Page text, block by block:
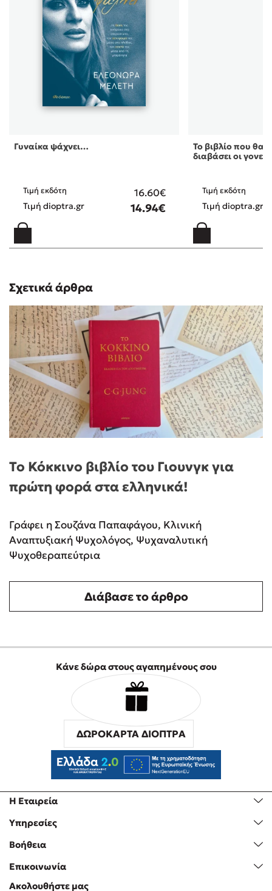
Γυναίκα ψάχνει…
Τιμή εκδότη 16.60€
Τιμή dioptra.gr 14.94€
Το βιβλίο που θα
διαβάσει οι γονεί
Τιμή εκδότη
Τιμή dioptra.gr
Σχετικά άρθρα
Το Κόκκινο βιβλίο του Γιουνγκ για
πρώτη φορά στα ελληνικά!
Γράφει η Σουζάνα Παπαφάγου, Κλινική
Αναπτυξιακή Ψυχολόγος, Ψυχαναλυτική
Ψυχοθεραπεύτρια
Διάβασε το άρθρο
Η Εταιρεία
Υπηρεσίες
Βοήθεια
Επικοινωνία
Κάνε δώρα στους αγαπημένους σου
ΔΩΡΟΚΑΡΤΑ ΔΙΟΠΤΡΑ
Ακολουθήστε μας